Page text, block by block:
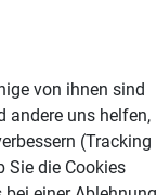
von ihnen sind
andere uns helfen,
(Tracking
Sie die Cookies